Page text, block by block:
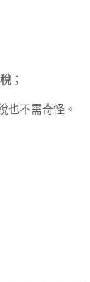
；
也不需奇怪。